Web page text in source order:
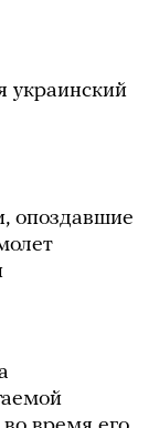
украинский
опоздавшие